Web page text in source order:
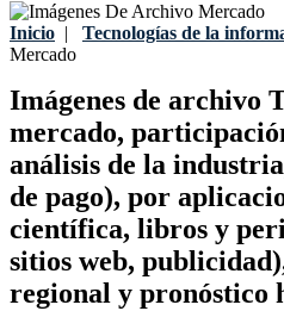
Inicio | Tecnologías de la
Mercado
Imágenes de archivo
mercado,
análisis de la
de pago), por
científica, libros y
sitios web,
regional y pronóstico